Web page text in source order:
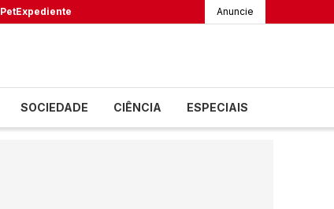
PetExpediente Anuncie
SOCIEDADE CIÊNCIA ESPECIAIS